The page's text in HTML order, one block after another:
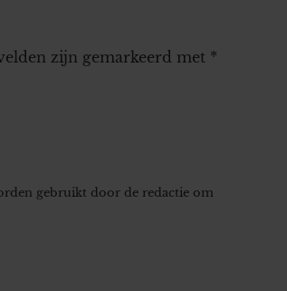
zijn gemarkeerd met *
gebruikt door de redactie om